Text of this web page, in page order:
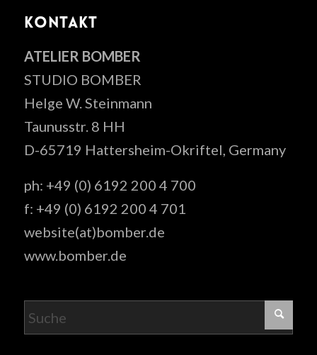
KONTAKT
ATELIER BOMBER
STUDIO BOMBER
Helge W. Steinmann
Taunusstr. 8 HH
D-65719 Hattersheim-Okriftel, Germany
ph: +49 (0) 6192 200 4 700
f: +49 (0) 6192 200 4 701
website(at)bomber.de
www.bomber.de